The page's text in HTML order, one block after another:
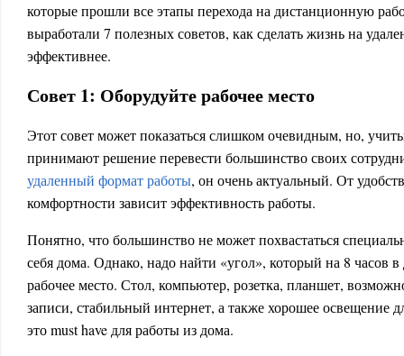
которые прошли все этапы перехода на дистанционную
выработали 7 полезных советов, как сделать жизнь на
эффективнее.
Совет 1: Оборудуйте рабочее место
Этот совет может показаться слишком очевидным, но,
принимают решение перевести большинство своих
удаленный формат работы, он очень актуальный. От
комфортности зависит эффективность работы.
Понятно, что большинство не может похвастаться
себя дома. Однако, надо найти «угол», который на 8 часов в
рабочее место. Стол, компьютер, розетка, планшет,
записи, стабильный интернет, а также хорошее освещение
это must have для работы из дома.